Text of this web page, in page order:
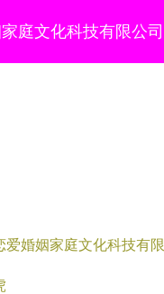
庭文化科技有限公司
爱婚姻家庭文化科技有